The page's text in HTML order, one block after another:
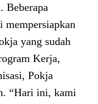
Beberapa
yang sudah
Kerja,
Pokja
“Hari ini, kami